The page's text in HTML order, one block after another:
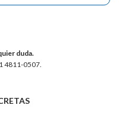
duda.
4811-0507.